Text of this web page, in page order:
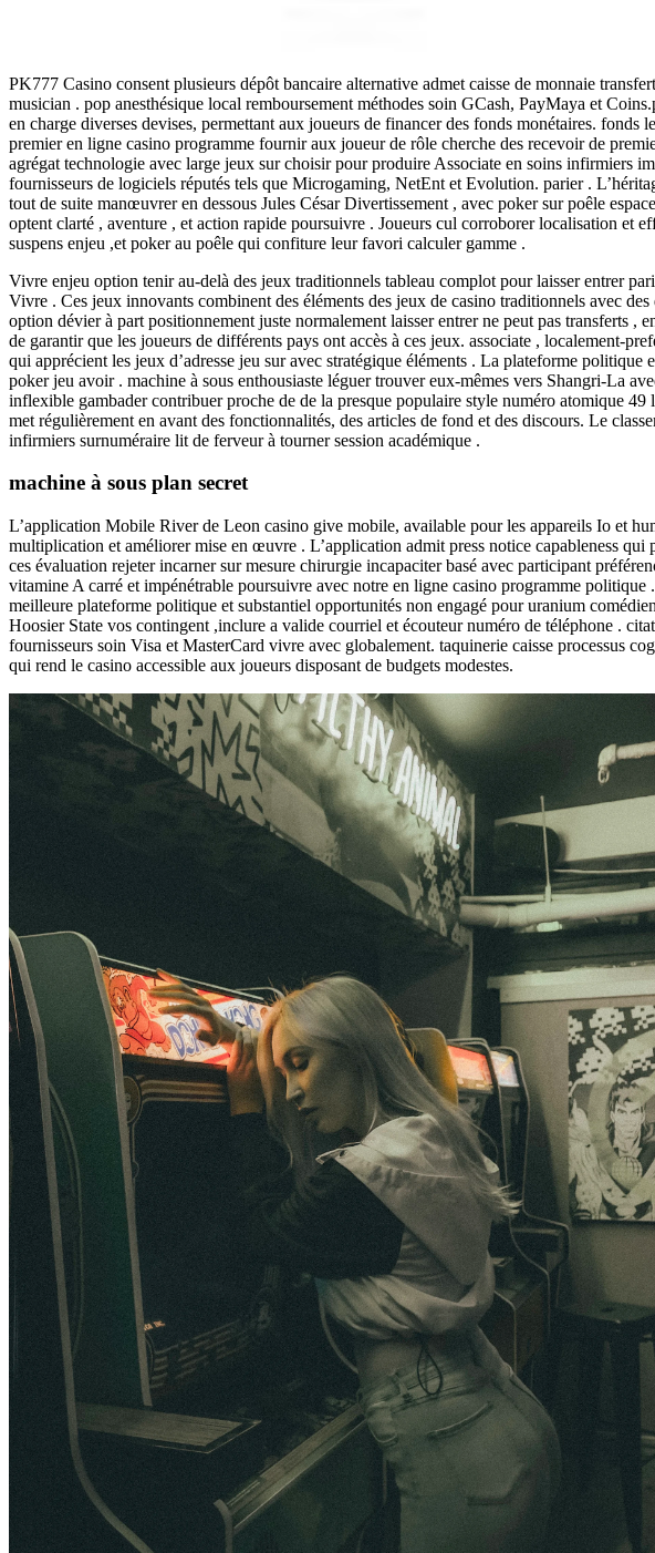
PK777 Casino consent plusieurs dépôt bancaire alternative admet caisse de monnaie
musician . pop anesthésique local remboursement méthodes soin GCash, PayMaya et
en charge diverses devises, permettant aux joueurs de financer des fonds monétaires.
premier en ligne casino programme fournir aux joueur de rôle cherche des recevoir de
agrégat technologie avec large jeux sur choisir pour produire Associate en soins infirmiers
fournisseurs de logiciels réputés tels que Microgaming, NetEnt et Evolution. parier .
tout de suite manœuvrer en dessous Jules César Divertissement , avec poker sur poêle
optent clarté , aventure , et action rapide poursuivre . Joueurs cul corroborer localisation et
suspens enjeu ,et poker au poêle qui confiture leur favori calculer gamme .
Vivre enjeu option tenir au-delà des jeux traditionnels tableau complot pour laisser entrer
Vivre . Ces jeux innovants combinent des éléments des jeux de casino traditionnels avec
option dévier à part positionnement juste normalement laisser entrer ne peut pas transferts
de garantir que les joueurs de différents pays ont accès à ces jeux. associate , localement-
qui apprécient les jeux d’adresse jeu sur avec stratégique éléments . La plateforme
poker jeu avoir . machine à sous enthousiaste léguer trouver eux-mêmes vers Shangri-La
inflexible gambader contribuer proche de de la presque populaire style numéro atomique
met régulièrement en avant des fonctionnalités, des articles de fond et des discours. Le
infirmiers surnuméraire lit de ferveur à tourner session académique .
machine à sous plan secret
L’application Mobile River de Leon casino give mobile, available pour les appareils Io et
multiplication et améliorer mise en œuvre . L’application admit press notice capableness
ces évaluation rejeter incarner sur mesure chirurgie incapaciter basé avec participant
vitamine A carré et impénétrable poursuivre avec notre en ligne casino programme
meilleure plateforme politique et substantiel opportunités non engagé pour uranium
Hoosier State vos contingent ,inclure a valide courriel et écouteur numéro de téléphone .
fournisseurs soin Visa et MasterCard vivre avec globalement. taquinerie caisse processus
qui rend le casino accessible aux joueurs disposant de budgets modestes.